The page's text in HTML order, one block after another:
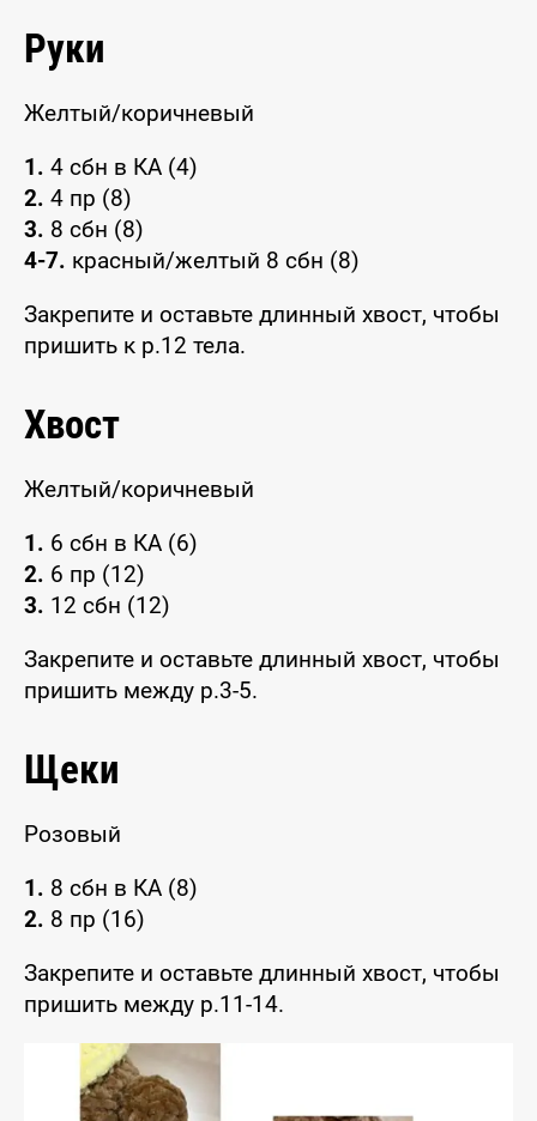
Руки
Желтый/коричневый
1. 4 сбн в КА (4)
2. 4 пр (8)
3. 8 сбн (8)
4-7. красный/желтый 8 сбн (8)
Закрепите и оставьте длинный хвост, чтобы
пришить к р.12 тела.
Хвост
Желтый/коричневый
1. 6 сбн в КА (6)
2. 6 пр (12)
3. 12 сбн (12)
Закрепите и оставьте длинный хвост, чтобы
пришить между р.3-5.
Щеки
Розовый
1. 8 сбн в КА (8)
2. 8 пр (16)
Закрепите и оставьте длинный хвост, чтобы
пришить между р.11-14.